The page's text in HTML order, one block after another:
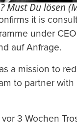
Must Du lösen
it is
under
auf Anfrage.
a mission to
to partner
3 Wochen